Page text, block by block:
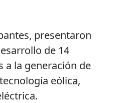
presentaron
de 14
a la generación de
eólica,